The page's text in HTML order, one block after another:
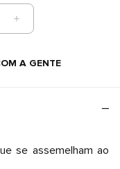
A GENTE
se assemelham ao